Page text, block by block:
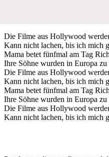
Die Filme aus Hollywood
Kann nicht lachen, bis ich mich
Mama betet fünfmal am Tag
Ihre Söhne wurden in Europa zu
Die Filme aus Hollywood
Kann nicht lachen, bis ich mich
Mama betet fünfmal am Tag
Ihre Söhne wurden in Europa zu
Die Filme aus Hollywood
Kann nicht lachen, bis ich mich